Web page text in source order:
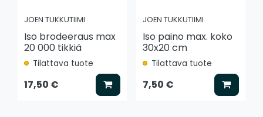
JOEN TUKKUTIIMI
Iso brodeeraus max
20 000 tikkiä
Tilattava tuote
17,50 € Lisää koriin
JOEN TUKKUTIIMI
Iso paino max. koko
30x20 cm
Tilattava tuote
7,50 € Lisää